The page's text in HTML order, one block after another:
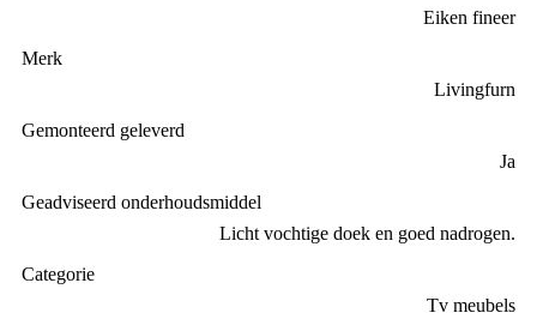
Eiken fineer
Merk
Livingfurn
Gemonteerd geleverd
Ja
Geadviseerd onderhoudsmiddel
Licht vochtige doek en goed nadrogen.
Categorie
Tv meubels